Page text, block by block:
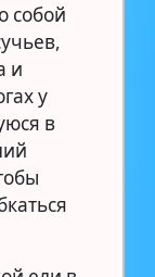
собой
и
у
в